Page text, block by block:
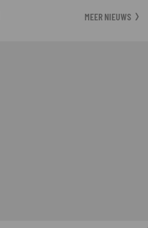
MEER NIEUWS